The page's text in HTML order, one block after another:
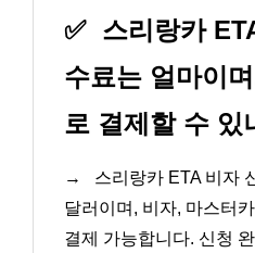
✅ 스리랑카
수료는 얼마이
로 결제할 수 있
→
스리랑카 ETA 비자
달러이며, 비자, 마스터
결제 가능합니다. 신청